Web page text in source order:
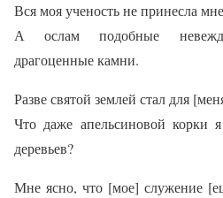
Вся моя ученость не принесла
А ослам подобные
драгоценные камни.
Разве святой землей стал для
Что даже апельсиновой корки
деревьев?
Мне ясно, что [мое] служение